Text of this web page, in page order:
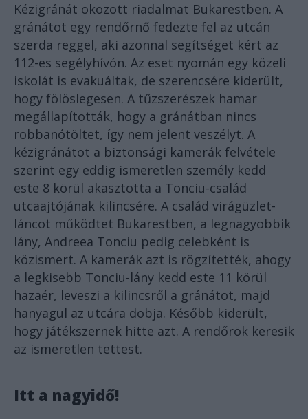
Kézigránát okozott riadalmat Bukarestben. A
gránátot egy rendőrnő fedezte fel az utcán
szerda reggel, aki azonnal segítséget kért az
112-es segélyhívón. Az eset nyomán egy közeli
iskolát is evakuáltak, de szerencsére kiderült,
hogy fölöslegesen. A tűzszerészek hamar
megállapították, hogy a gránátban nincs
robbanótöltet, így nem jelent veszélyt. A
kézigránátot a biztonsági kamerák felvétele
szerint egy eddig ismeretlen személy kedd
este 8 körül akasztotta a Tonciu-család
utcaajtójának kilincsére. A család virágüzlet-
láncot működtet Bukarestben, a legnagyobbik
lány, Andreea Tonciu pedig celebként is
közismert. A kamerák azt is rögzítették, ahogy
a legkisebb Tonciu-lány kedd este 11 körül
hazaér, leveszi a kilincsről a gránátot, majd
hanyagul az utcára dobja. Később kiderült,
hogy játékszernek hitte azt. A rendőrök keresik
az ismeretlen tettest.
Itt a nagyidő!